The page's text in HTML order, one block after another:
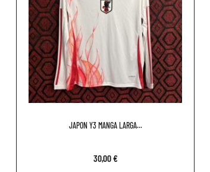
JAPON Y3 MANGA LARGA...
30,00 €